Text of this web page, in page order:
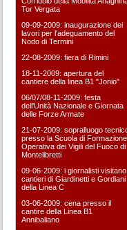
Tor Vergata
09-09-2009: inaugurazione dei
lavori per l'adeguamento del
Nodo di Termini
22-08-2009: fiera di Rimini
18-11-2009: apertura del
cantiere della linea B1 "Jonio"
06/07/08-11-2009: festa
dell'Unità Nazionale e Giornata
delle Forze Armate
21-07-2009: sopralluogo
presso la Scuola di Formazione
Operativa dei Vigili del Fuoco di
Montelibretti
09-06-2009: i giornalisti visitano
cantieri di Giardinetti e Gordiani
della Linea C
03-06-2009: cena presso il
cantire della Linea B1
Annibaliano